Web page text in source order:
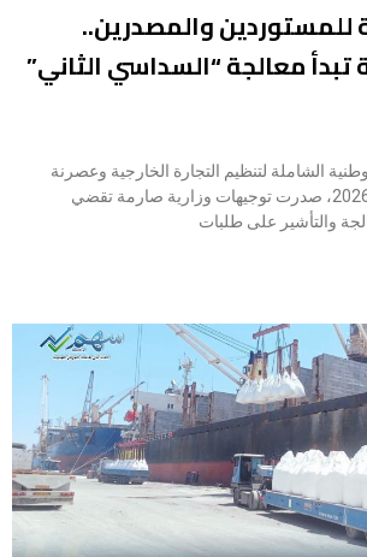
للمستوردين والمصدرين..
تبدأ معالجة “السداسي الثاني”
الشاملة لتنظيم التجارة الخارجية وعصرنة
المعاملات الإدارية لعام 2026، صدرت توجيهات وزارية صارمة تقضي
والتأشير على طلبات